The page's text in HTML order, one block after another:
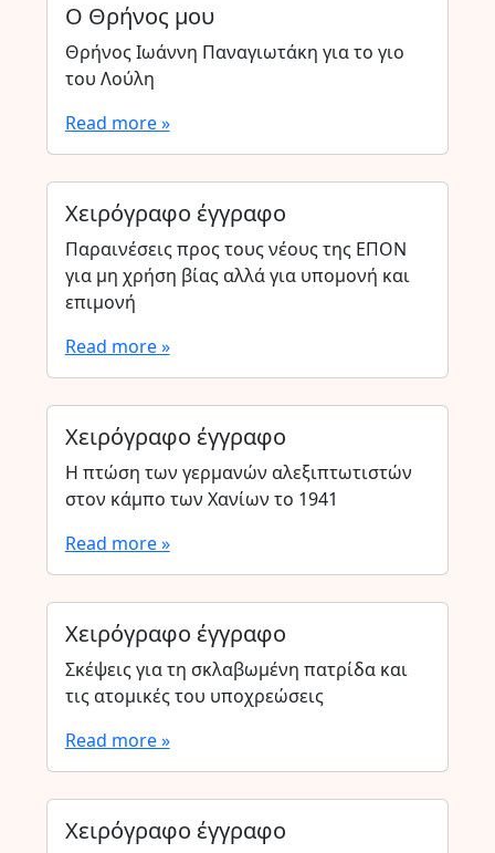
Ο Θρήνος μου
Θρήνος Ιωάννη Παναγιωτάκη για το γιο
του Λούλη
Read more »
Χειρόγραφο έγγραφο
Παραινέσεις προς τους νέους της ΕΠΟΝ
για μη χρήση βίας αλλά για υπομονή και
επιμονή
Read more »
Χειρόγραφο έγγραφο
Η πτώση των γερμανών αλεξιπτωτιστών
στον κάμπο των Χανίων το 1941
Read more »
Χειρόγραφο έγγραφο
Σκέψεις για τη σκλαβωμένη πατρίδα και
τις ατομικές του υποχρεώσεις
Read more »
Χειρόγραφο έγγραφο